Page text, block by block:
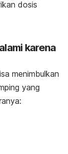
dosis
karena
menimbulkan
yang